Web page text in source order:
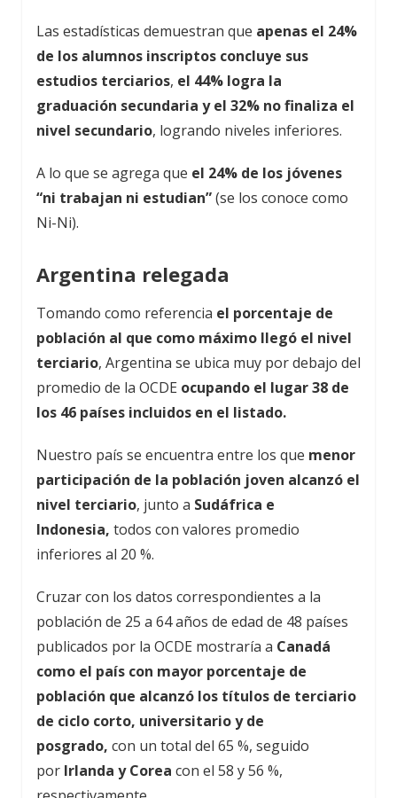
Las estadísticas demuestran que apenas el 24%
de los alumnos inscriptos concluye sus
estudios terciarios, el 44% logra la
graduación secundaria y el 32% no finaliza el
nivel secundario, logrando niveles inferiores.
A lo que se agrega que el 24% de los jóvenes
“ni trabajan ni estudian”(se los conoce como
Ni-Ni).
Argentina relegada
Tomando como referencia el porcentaje de
población al que como máximo llegó el nivel
terciario, Argentina se ubica muy por debajo del
promedio de la OCDE ocupando el lugar 38 de
los 46 países incluidos en el listado.
Nuestro país se encuentra entre los que menor
participación de la población joven alcanzó el
nivel terciario, junto a Sudáfrica e
Indonesia, todos con valores promedio
inferiores al 20 %.
Cruzar con los datos correspondientes a la
población de 25 a 64 años de edad de 48 países
publicados por la OCDE mostraría a Canadá
como el país con mayor porcentaje de
población que alcanzó los títulos de terciario
de ciclo corto, universitario y de
posgrado, con un total del 65 %, seguido
por Irlanda y Corea con el 58 y 56 %,